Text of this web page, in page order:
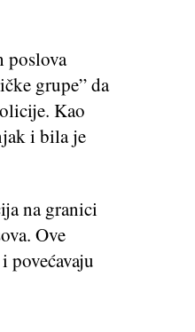
poslova
grupe” da
Kao
i bila je
na granici
Ove
povećavaju